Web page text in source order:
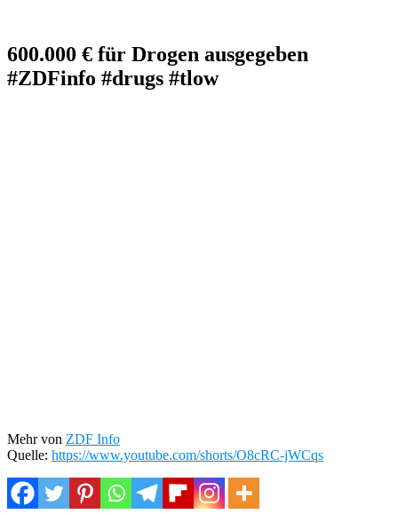
600.000 € für Drogen ausgegeben
#ZDFinfo #drugs #tlow
Mehr von ZDF Info
Quelle: https://www.youtube.com/shorts/O8cRC-jWCqs